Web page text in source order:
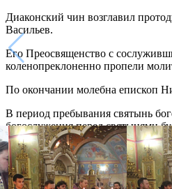
Диаконский чин возглавил
Васильев.
Его Преосвященство с
коленопреклоненно пропели
По окончании молебна епископ
В период пребывания святынь
богослужения перед святынями
Распечатать
Фото